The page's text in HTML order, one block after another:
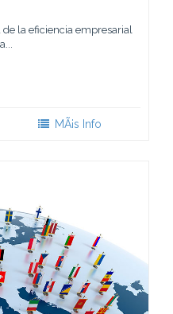
de la eficiencia empresarial
MÃ¡s Info